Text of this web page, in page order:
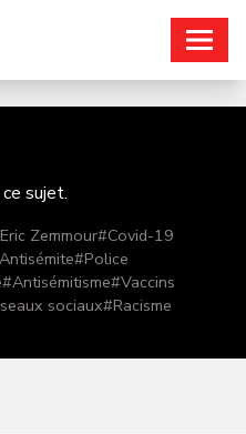
sujet.
Eric Zemmour#Covid-19
Antisémite#Police
#Antisémitisme#Vaccins
sociaux#Racisme